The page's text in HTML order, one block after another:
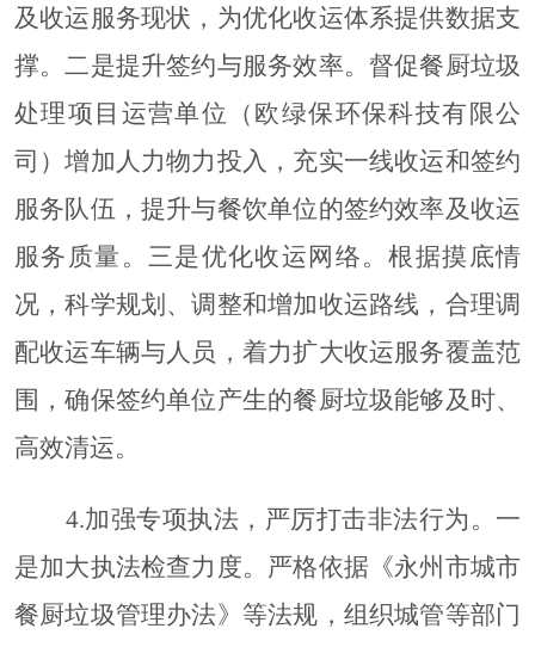
及收运服务现状，为优化收运体系提供数据支
撑。二是提升签约与服务效率。督促餐厨垃圾
处理项目运营单位（欧绿保环保科技有限公
司）增加人力物力投入，充实一线收运和签约
服务队伍，提升与餐饮单位的签约效率及收运
服务质量。三是优化收运网络。根据摸底情
况，科学规划、调整和增加收运路线，合理调
配收运车辆与人员，着力扩大收运服务覆盖范
围，确保签约单位产生的餐厨垃圾能够及时、
高效清运。
4.加强专项执法，严厉打击非法行为 。 一
是加大执法检查力度。严格依据《永州市城市
餐厨垃圾管理办法》等法规，组织城管等部门